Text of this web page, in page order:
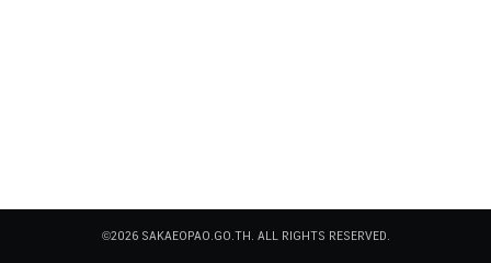
©2026 SAKAEOPAO.GO.TH. ALL RIGHTS RESERVED.